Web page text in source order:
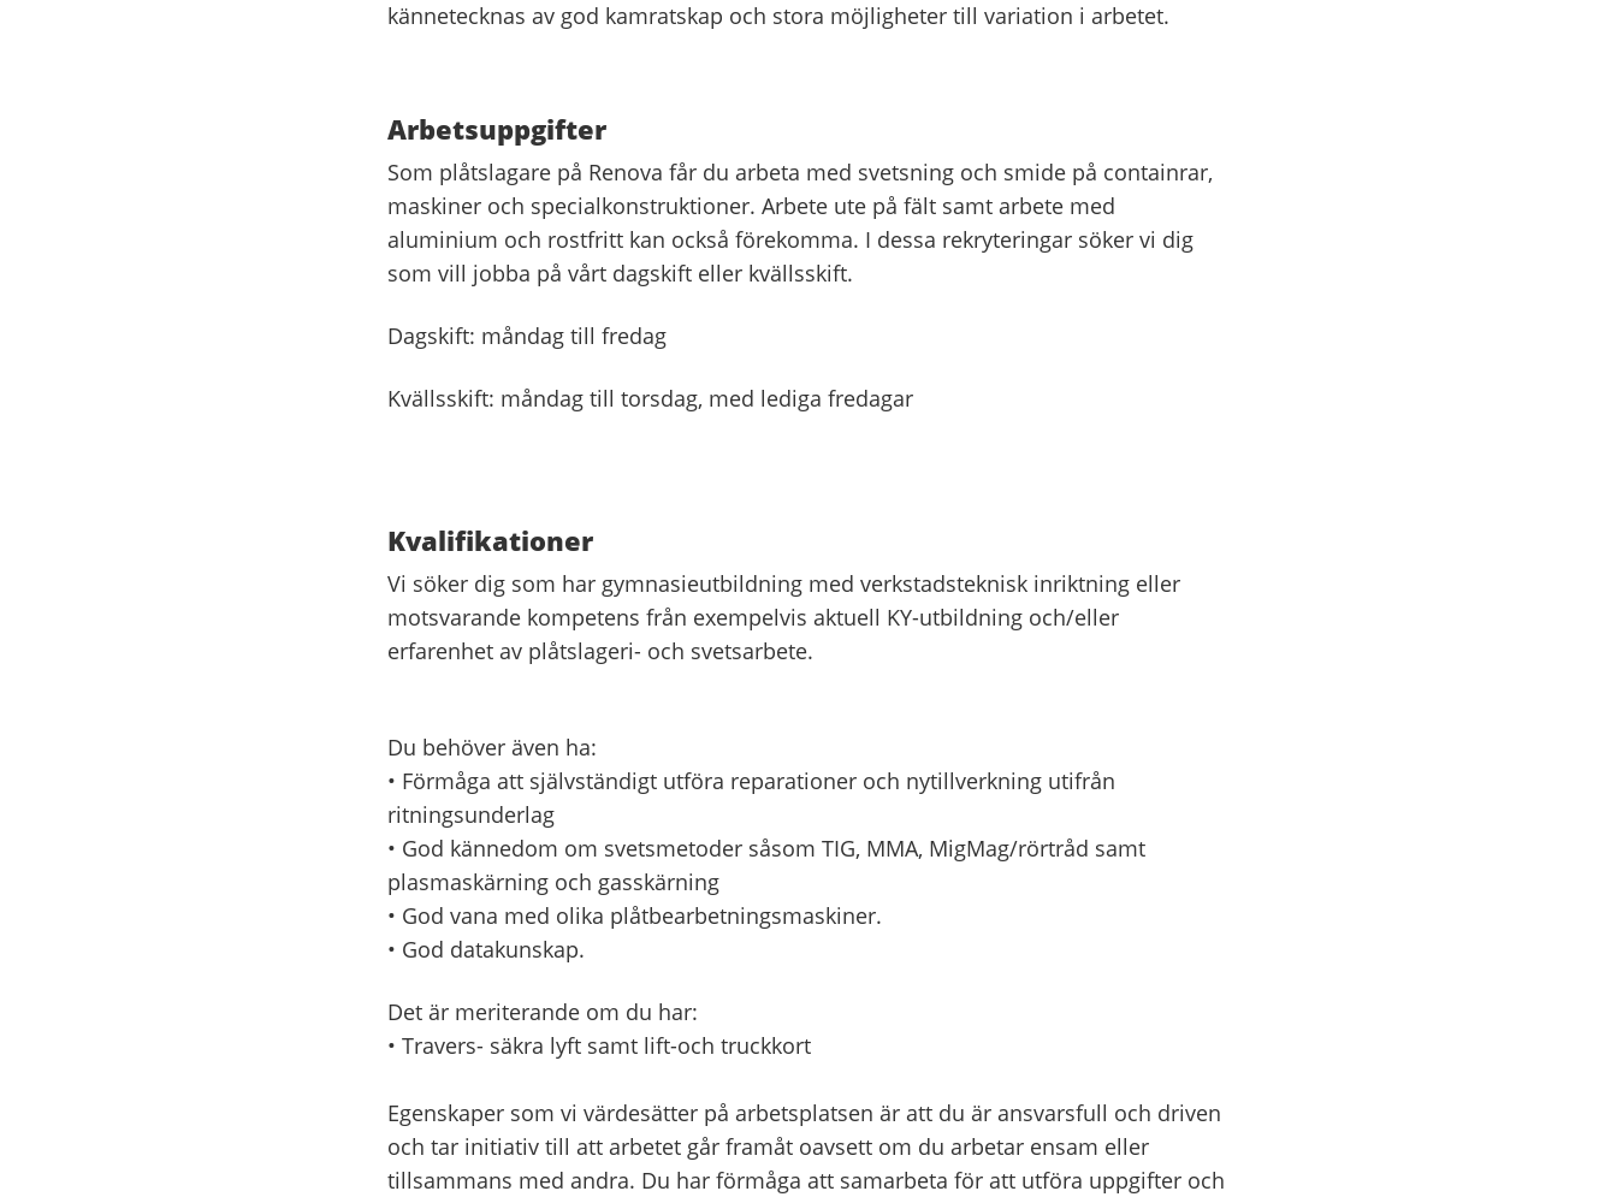
kännetecknas av god kamratskap och stora möjligheter till variation i arbetet.
Arbetsuppgifter
Som plåtslagare på Renova får du arbeta med svetsning och smide på containrar,
maskiner och specialkonstruktioner. Arbete ute på fält samt arbete med
aluminium och rostfritt kan också förekomma. I dessa rekryteringar söker vi dig
som vill jobba på vårt dagskift eller kvällsskift.
Dagskift: måndag till fredag
Kvällsskift: måndag till torsdag, med lediga fredagar
Kvalifikationer
Vi söker dig som har gymnasieutbildning med verkstadsteknisk inriktning eller
motsvarande kompetens från exempelvis aktuell KY-utbildning och/eller
erfarenhet av plåtslageri- och svetsarbete.
Du behöver även ha:
• Förmåga att självständigt utföra reparationer och nytillverkning utifrån
ritningsunderlag
• God kännedom om svetsmetoder såsom TIG, MMA, MigMag/rörtråd samt
plasmaskärning och gasskärning
• God vana med olika plåtbearbetningsmaskiner.
• God datakunskap.
Det är meriterande om du har:
• Travers- säkra lyft samt lift-och truckkort
Egenskaper som vi värdesätter på arbetsplatsen är att du är ansvarsfull och driven
och tar initiativ till att arbetet går framåt oavsett om du arbetar ensam eller
tillsammans med andra. Du har förmåga att samarbeta för att utföra uppgifter och